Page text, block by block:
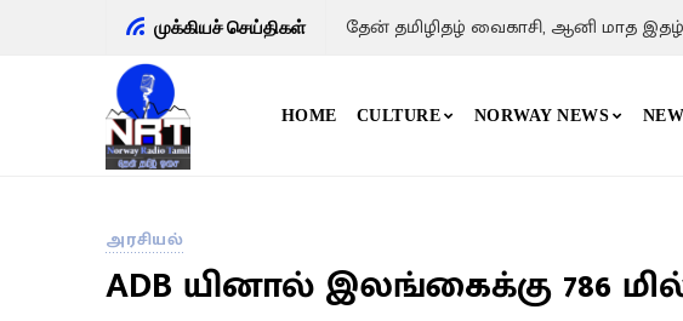
முக்கியச் செய்திகள் தேன் தமிழிதழ் வைகாசி, ஆனி மாத இதழ்
HOME CULTURE NORWAY NEWS
அரசியல்
ADB யினால் இலங்கைக்கு 786